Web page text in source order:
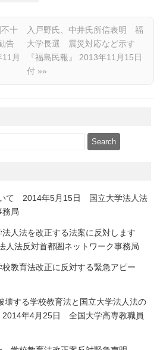
十
告
月
入戸野氏、中井氏所信表明 福
大学長選 震災対応など示す
『福島民報』 2013年11月15日
付 »»
て 2014年5月15日 国立大学法人法
務局
法人法を改正する法案に反対します
法反対首都圏ネットワーク事務局
教育法改正に反対する緊急アピー
壊する学校教育法と国立大学法人法の
2014年4月25日 全国大学高専教職員